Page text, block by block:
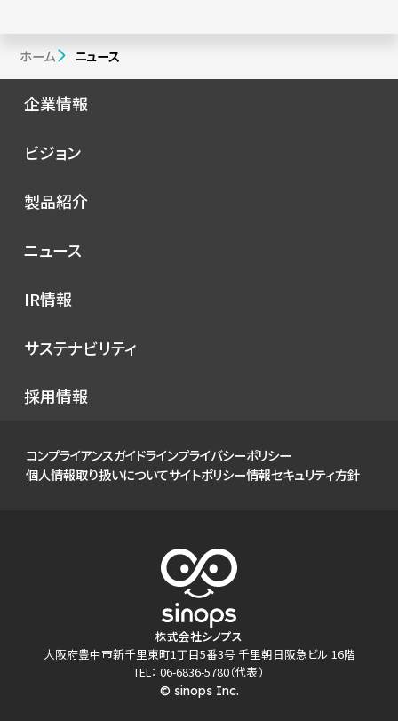
ホーム ニュース
企業情報
会社概要
ビジョン
トップメッセージ
製品紹介
コンセプト
シノプスのこだわり
ニュース
プレスリリース
イベント
お知らせ
IR情報
IRニュース
財務ハイライト
IRライブラリ
サステナビリティ
環境
ガバナンス
採用情報
コンプライアンスガイドラインプライバシーポリシー
個人情報取り扱いについてサイトポリシー情報セキュリティ方針
株式会社シノプス
大阪府豊中市新千里東町1丁目5番3号 千里朝日阪急ビル 16階
TEL： 06-6836-5780（代表）
© sinops Inc.